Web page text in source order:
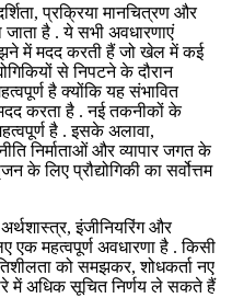
प्रक्रिया मानचित्रण और
है . ये सभी अवधारणाएं
में मदद करती हैं जो खेल में कई
से निपटने के दौरान
है क्योंकि यह संभावित
करता है . नई तकनीकों के
है . इसके अलावा,
निर्माताओं और व्यापार जगत के
लिए प्रौद्योगिकी का सर्वोत्तम
इंजीनियरिंग और
एक महत्वपूर्ण अवधारणा है . किसी
को समझकर, शोधकर्ता नए
में अधिक सूचित निर्णय ले सकते हैं